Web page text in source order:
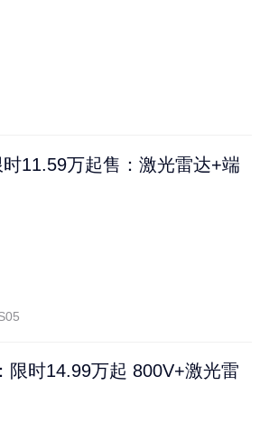
11.59万起售：激光雷达+端
限时14.99万起 800V+激光雷